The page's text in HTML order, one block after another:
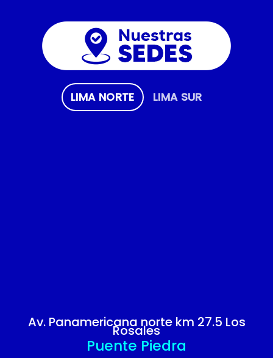
LIMA NORTE LIMA SUR
Av. Panamericana norte km 27.5 Los
Rosales
Puente Piedra